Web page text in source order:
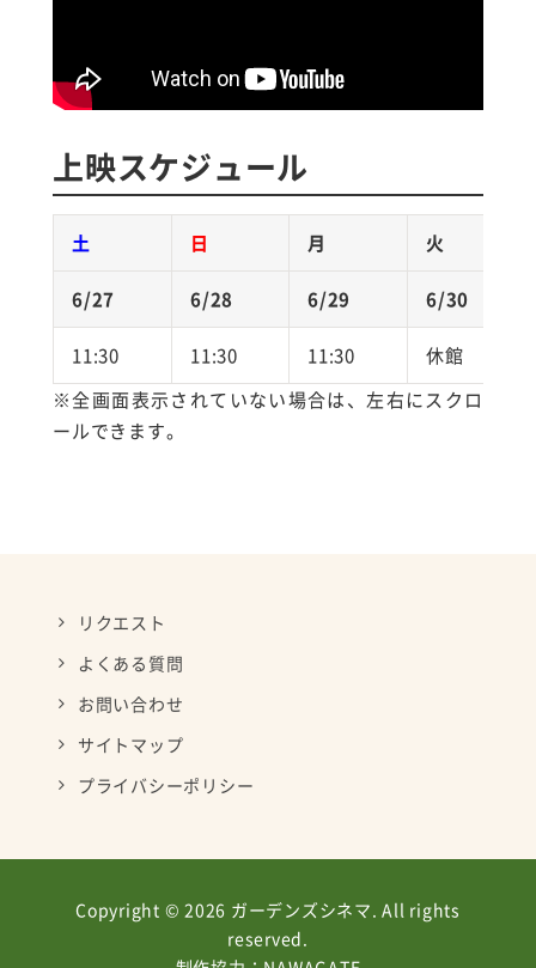
上映スケジュール
土 日 月 火
6/27 6/28 6/29 6/30
11:30 11:30 11:30 休館
※全画面表示されていない場合は、左右にスクロ
ールできます。
リクエスト
よくある質問
お問い合わせ
サイトマップ
プライバシーポリシー
Copyright © 2026 ガーデンズシネマ. All rights
reserved.